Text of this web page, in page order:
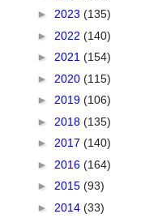
►2023(135)
► 2022(140)
►2021(154)
► 2020(115)
►2019(106)
► 2018(135)
►2017(140)
► 2016(164)
►2015(93)
► 2014(33)